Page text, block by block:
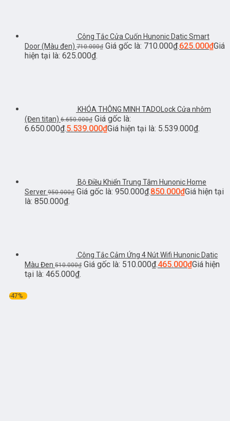
Công Tắc Cửa Cuốn Hunonic Datic Smart
Door (Màu đen) 710.000₫ Giá gốc là: 710.000₫.625.000₫Giá
hiện tại là: 625.000₫.
KHÓA THÔNG MINH TADOLock Cửa nhôm
(Đen titan) 6.650.000₫ Giá gốc là:
6.650.000₫.5.539.000₫Giá hiện tại là: 5.539.000₫.
Bộ Điều Khiển Trung Tâm Hunonic Home
Server 950.000₫ Giá gốc là: 950.000₫.850.000₫Giá hiện tại
là: 850.000₫.
Công Tắc Cảm Ứng 4 Nút Wifi Hunonic Datic
Màu Đen 510.000₫ Giá gốc là: 510.000₫.465.000₫Giá hiện
tại là: 465.000₫.
-47%